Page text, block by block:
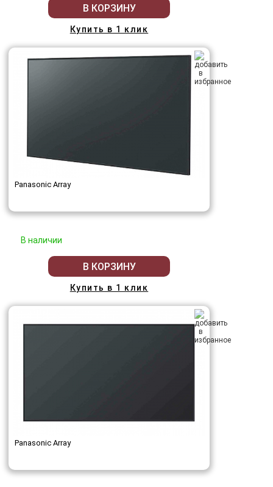
В КОРЗИНУ
Купить в 1 клик
Panasonic Array
В наличии
В КОРЗИНУ
Купить в 1 клик
Panasonic Array